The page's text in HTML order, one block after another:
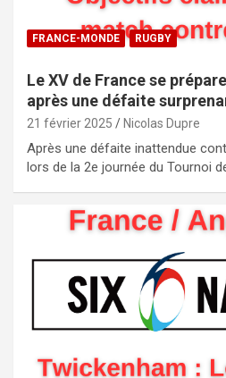
FRANCE-MONDE RUGBY
Le XV de France se
après une défaite
21 février 2025 Nicolas Dupre
Après une défaite inattendue
lors de la 2e journée du Tournoi